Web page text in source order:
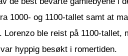
1000- og 1100-tallet samt at
Lorenzo ble reist på 1100-tallet,
hyppig besøkt i romertiden.